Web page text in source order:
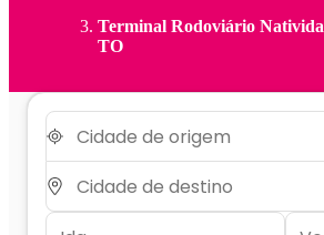
Terminal Rodoviário
TO